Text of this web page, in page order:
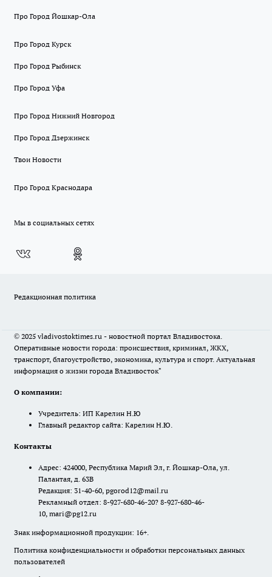
Про Город Йошкар-Ола
Про Город Курск
Про Город Рыбинск
Про Город Уфа
Про Город Нижний Новгород
Про Город Дзержинск
Твои Новости
Про Город Краснодара
Мы в социальных сетях
Редакционная политика
© 2025 vladivostoktimes.ru - новостной портал Владивостока.
Оперативные новости города: происшествия, криминал, ЖКХ,
транспорт, благоустройство, экономика, культура и спорт. Актуальная
информация о жизни города Владивосток"
О компании:
Учредитель: ИП Карелин Н.Ю
Главный редактор сайта: Карелин Н.Ю.
Контакты
Адрес: 424000, Республика Марий Эл, г. Йошкар-Ола, ул.
Палантая, д. 63В
Редакция: 31-40-60, pgorod12@mail.ru
Рекламный отдел: 8-927-680-46-20? 8-927-680-46-
10, mari@pg12.ru
Знак информационной продукции: 16+.
Политика конфиденциальности и обработки персональных данных
пользователей